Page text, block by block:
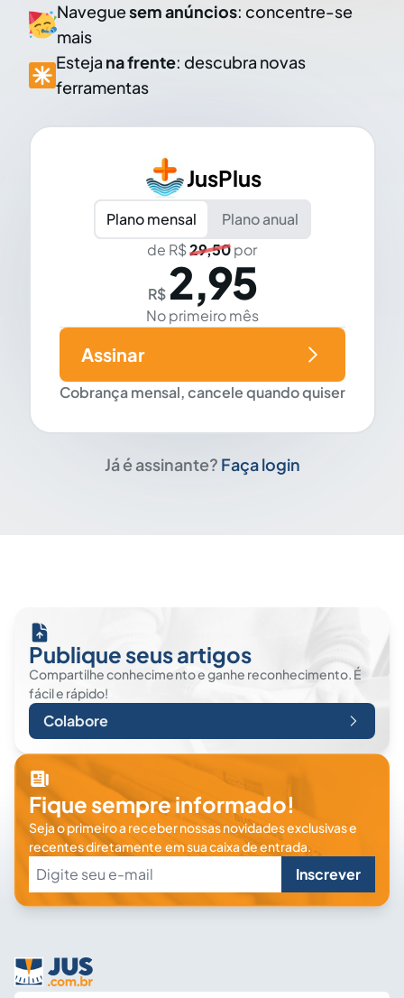
Naveguesem anúncios: concentre-se
mais
Esteja na frente: descubra novas
ferramentas
JusPlus
Plano mensal
Plano anual
de R$29,50por
R$ 2,95
No primeiro mês
Cobrança mensal, cancele quando quiser
Assinar
Já é assinante? Faça login
Publique seus artigos
Compartilhe conhecimento e ganhe reconhecimento. É
fácil e rápido!
Colabore
Fique sempre informado!
Seja o primeiro a receber nossas novidades exclusivas e
recentes diretamente em sua caixa de entrada.
Inscrever